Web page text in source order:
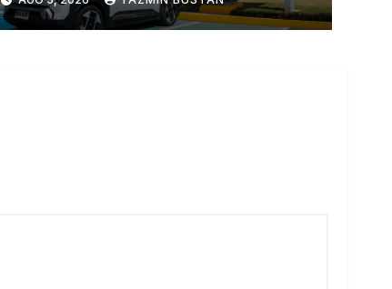
eléctricos en Ecuador
durante julio